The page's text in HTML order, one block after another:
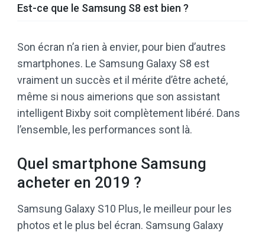
Est-ce que le Samsung S8 est bien ?
Son écran n’a rien à envier, pour bien d’autres
smartphones. Le Samsung Galaxy S8 est
vraiment un succès et il mérite d’être acheté,
même si nous aimerions que son assistant
intelligent Bixby soit complètement libéré. Dans
l’ensemble, les performances sont là.
Quel smartphone Samsung
acheter en 2019 ?
Samsung Galaxy S10 Plus, le meilleur pour les
photos et le plus bel écran. Samsung Galaxy